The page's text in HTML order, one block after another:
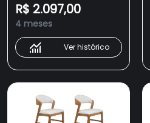
59194
R$ 2.097,00
4 meses
Ver histórico